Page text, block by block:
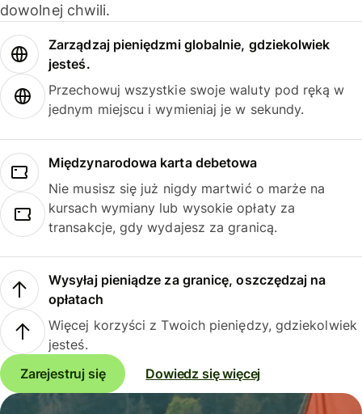
dowolnej chwili.
Zarządzaj pieniędzmi globalnie, gdziekolwiek
jesteś.
Przechowuj wszystkie swoje waluty pod ręką w
jednym miejscu i wymieniaj je w sekundy.
Międzynarodowa karta debetowa
Nie musisz się już nigdy martwić o marże na
kursach wymiany lub wysokie opłaty za
transakcje, gdy wydajesz za granicą.
Wysyłaj pieniądze za granicę, oszczędzaj na
opłatach
Więcej korzyści z Twoich pieniędzy, gdziekolwiek
jesteś.
Zarejestruj się
Dowiedz się więcej